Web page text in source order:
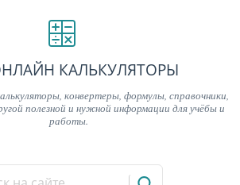
КАЛЬКУЛЯТОРЫ
конвертеры, формулы, справочники,
полезной и нужной информации для учёбы и
работы.